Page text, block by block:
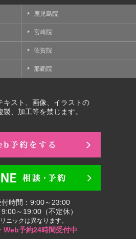
鹿児島院
宮崎院
佐賀院
那覇院
キスト、画像、イラストの
、加工等を禁じます。
付時間：9:00～23:00
～19:00（不定休）
ニックは異なります。
Web予約24時間受付中